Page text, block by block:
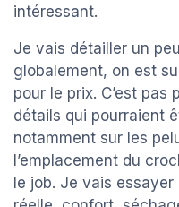
intéressant.
Je vais détailler un
globalement, on est
pour le prix. C’est
détails qui pourraient
notamment sur les
l’emplacement du
le job. Je vais